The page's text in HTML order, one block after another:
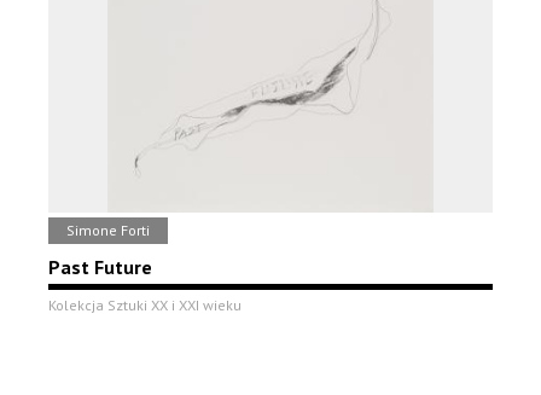
Simone Forti
Past Future
Kolekcja Sztuki XX i XXI wieku